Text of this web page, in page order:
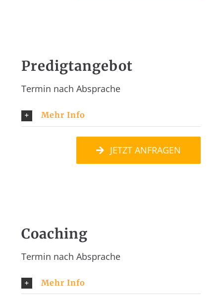
Predigtangebot
Termin nach Absprache
Mehr Info
JETZT ANFRAGEN
Coaching
Termin nach Absprache
Mehr Info